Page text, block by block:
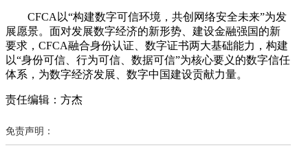
CFCA以“构建数字可信环境，共创网络安全未来”为发
展愿景。面对发展数字经济的新形势、建设金融强国的新
要求，CFCA融合身份认证、数字证书两大基础能力，构建
以“身份可信、行为可信、数据可信”为核心要义的数字信任
体系，为数字经济发展、数字中国建设贡献力量。
责任编辑：方杰
免责声明：